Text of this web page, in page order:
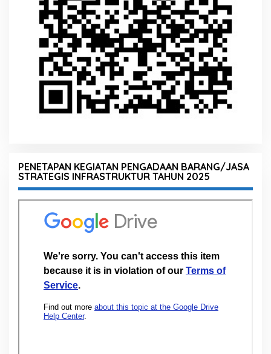
PENETAPAN KEGIATAN PENGADAAN BARANG/JASA
STRATEGIS INFRASTRUKTUR TAHUN 2025